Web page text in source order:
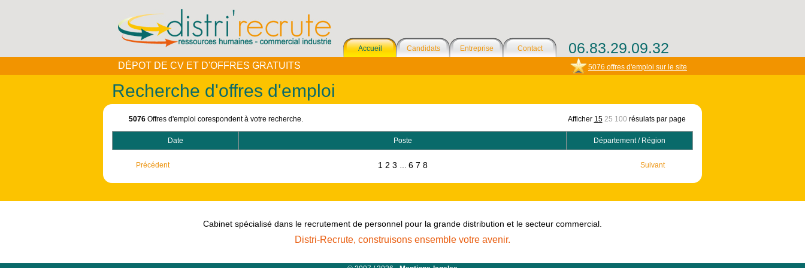
Accueil Candidats Entreprise Contact 06.83.29.09.32
5076 offres d'emploi sur le site
DÉPOT DE CV ET D'OFFRES GRATUITS
Recherche d'offres d'emploi
Afficher 15 25 100 résulats par page
5076Offres d'emploi corespondent à votre recherche.
Date Poste Département / Région
Précédent 1 2 3 … 6 7 8 Suivant
Cabinet spécialisé dans le recrutement de personnel pour la grande distribution et le secteur commercial.
Distri-Recrute, construisons ensemble votre avenir.